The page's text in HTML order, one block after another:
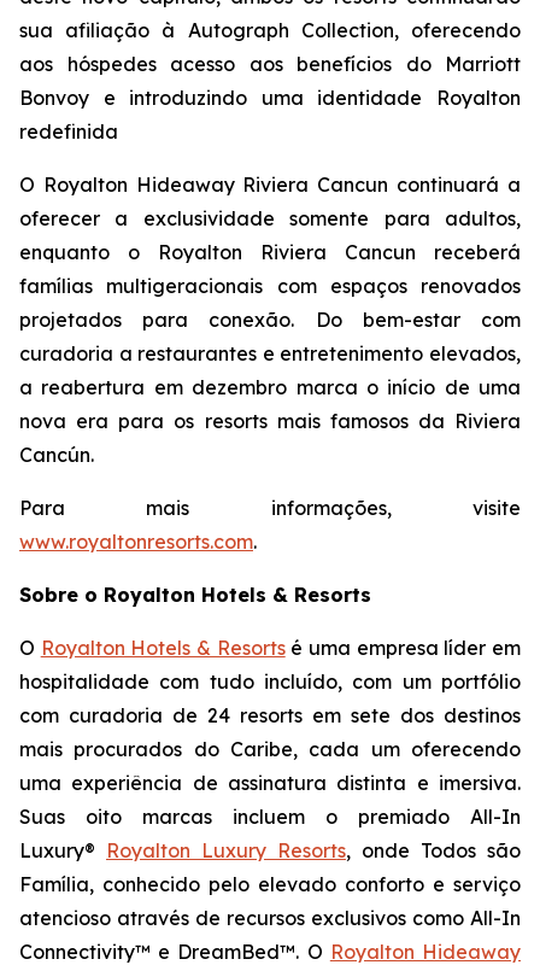
sua afiliação à Autograph Collection, oferecendo
aos hóspedes acesso aos benefícios do Marriott
Bonvoy e introduzindo uma identidade Royalton
redefinida
O Royalton Hideaway Riviera Cancun continuará a
oferecer a exclusividade somente para adultos,
enquanto o Royalton Riviera Cancun receberá
famílias multigeracionais com espaços renovados
projetados para conexão. Do bem-estar com
curadoria a restaurantes e entretenimento elevados,
a reabertura em dezembro marca o início de uma
nova era para os resorts mais famosos da Riviera
Cancún.
Para mais informações, visite
www.royaltonresorts.com.
Sobre o Royalton Hotels & Resorts
O Royalton Hotels & Resortsé uma empresa líder em
hospitalidade com tudo incluído, com um portfólio
com curadoria de 24 resorts em sete dos destinos
mais procurados do Caribe, cada um oferecendo
uma experiência de assinatura distinta e imersiva.
Suas oito marcas incluem o premiado All-In
Luxury® Royalton Luxury Resorts, onde Todos são
Família, conhecido pelo elevado conforto e serviço
atencioso através de recursos exclusivos como All-In
Connectivity™ e DreamBed™. O Royalton Hideaway